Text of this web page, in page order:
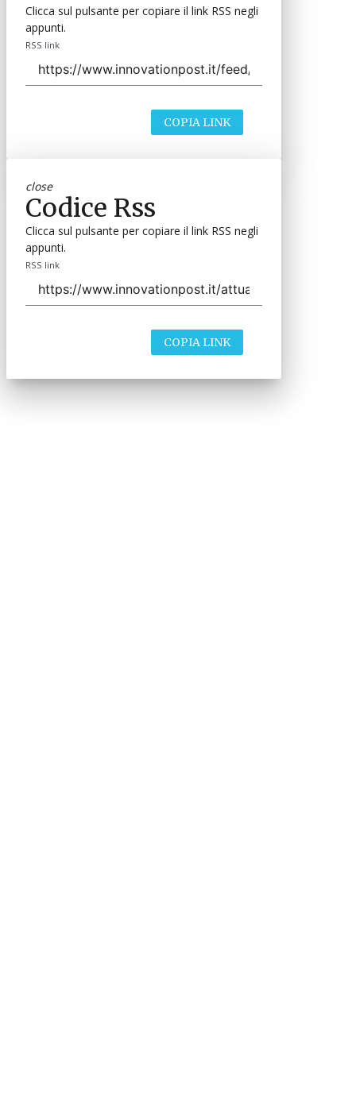
Clicca sul pulsante per copiare il link RSS negli
appunti.
RSS link
COPIA LINK
close
Codice Rss
Clicca sul pulsante per copiare il link RSS negli
appunti.
RSS link
COPIA LINK